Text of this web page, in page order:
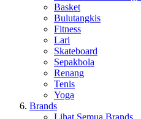
Basket
Bulutangkis
Fitness
Lari
Skateboard
Sepakbola
Renang
Tenis
Yoga
Brands
Lihat Semua Brands